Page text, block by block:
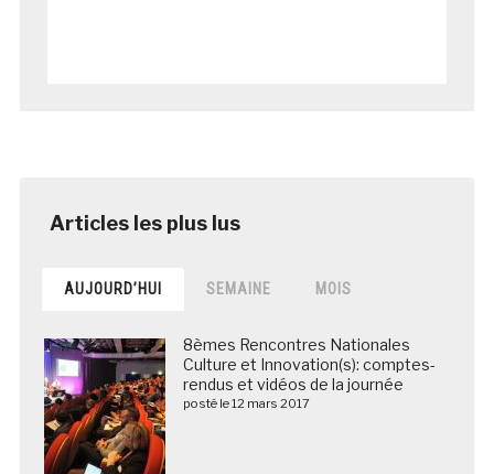
AUJOURD’HUI SEMAINE MOIS
8èmes Rencontres Nationales
Culture et Innovation(s): comptes-
rendus et vidéos de la journée
posté le 12 mars 2017